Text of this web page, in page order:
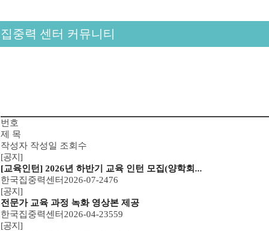
집중력 센터 커뮤니티
번호
제 목
작성자 작성일 조회수
[공지]
[교육인턴] 2026년 하반기 교육 인턴 모집(양학회...
한국집중력센터 2026-07-2476
[공지]
전문가 교육 과정 녹화 영상본 제공
한국집중력센터 2026-04-23559
[공지]